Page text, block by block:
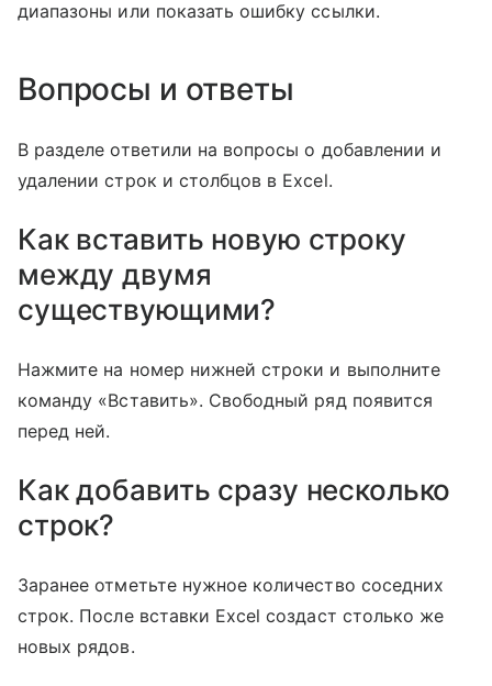
диапазоны или показать ошибку ссылки.
Вопросы и ответы
В разделе ответили на вопросы о добавлении и
удалении строк и столбцов в Excel.
Как вставить новую строку
между двумя
существующими?
Нажмите на номер нижней строки и выполните
команду «Вставить». Свободный ряд появится
перед ней.
Как добавить сразу несколько
строк?
Заранее отметьте нужное количество соседних
строк. После вставки Excel создаст столько же
новых рядов.